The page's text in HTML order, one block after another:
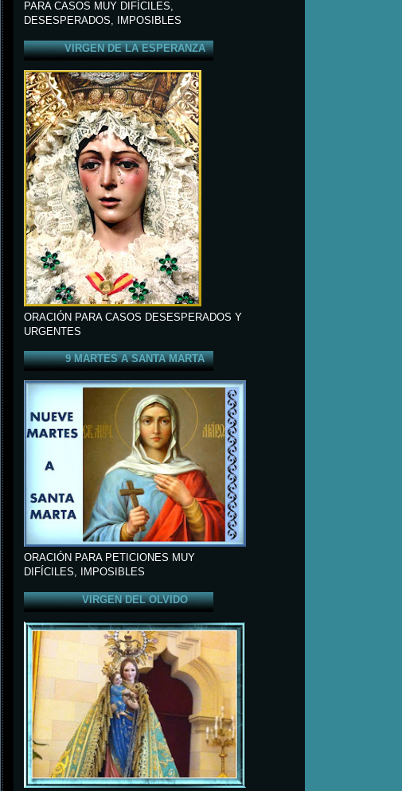
PARA CASOS MUY DIFÍCILES,
DESESPERADOS, IMPOSIBLES
VIRGEN DE LA ESPERANZA
ORACIÓN PARA CASOS DESESPERADOS Y
URGENTES
9 MARTES A SANTA MARTA
ORACIÓN PARA PETICIONES MUY
DIFÍCILES, IMPOSIBLES
VIRGEN DEL OLVIDO